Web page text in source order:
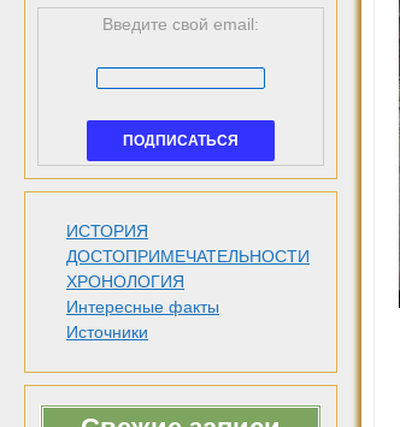
Введите свой email:
ИСТОРИЯ
ДОСТОПРИМЕЧАТЕЛЬНОСТИ
ХРОНОЛОГИЯ
Интересные факты
Источники